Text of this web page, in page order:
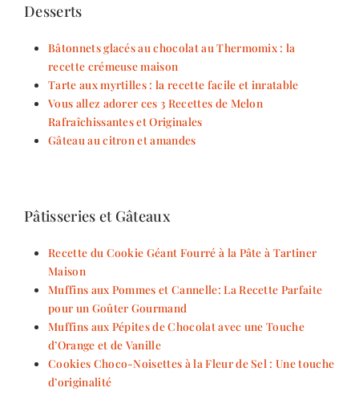
Desserts
Bâtonnets glacés au chocolat au Thermomix : la
recette crémeuse maison
Tarte aux myrtilles : la recette facile et inratable
Vous allez adorer ces 3 Recettes de Melon
Rafraîchissantes et Originales
Gâteau au citron et amandes
Pâtisseries et Gâteaux
Recette du Cookie Géant Fourré à la Pâte à Tartiner
Maison
Muffins aux Pommes et Cannelle: La Recette Parfaite
pour un Goûter Gourmand
Muffins aux Pépites de Chocolat avec une Touche
d’Orange et de Vanille
Cookies Choco-Noisettes à la Fleur de Sel : Une touche
d’originalité